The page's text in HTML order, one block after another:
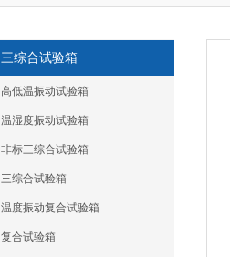
三综合试验箱
高低温振动试验箱
温湿度振动试验箱
非标三综合试验箱
三综合试验箱
温度振动复合试验箱
复合试验箱